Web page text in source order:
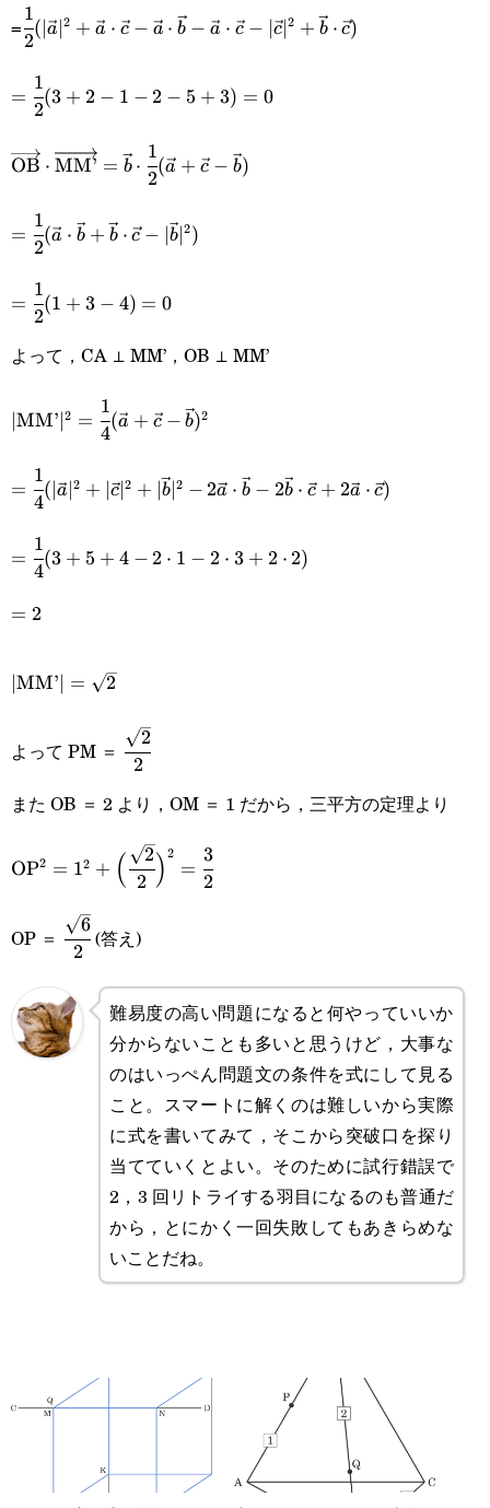
=\cfrac{1}{2}
(|\vec{a}|^2+\vec{a}\cdot\vec{c}-
\vec{a}\cdot\vec{b}-
|\vec{c}|^2+\vec{b}\cdot\vec{c})
2
1
(∣a∣2 + a ⋅ c − a ⋅ b − a ⋅ c − ∣c∣2 + b ⋅ c)
=\cfrac{1}
{2}(3+2-1-
2-5+3)=0
=
2
1
(3 + 2 − 1 − 2 − 5 + 3) = 0
{2}(\vec{a}+\vec{c}-\vec{b})
OB ⋅ MM’ = b ⋅
2
1
(a + c − b)
=\cfrac{1}{2}
(\vec{a}\cdot\vec{b}+\vec{b}\cdot\vec{c}-
|\vec{b}|^2)
=
2
1
(a ⋅ b + b ⋅ c − ∣b ∣2)
=\cfrac{1}
{2}(1+3-
4)=0
=
2
1
(1 + 3 − 4) = 0
よって，CA ⊥ MM’，OB ⊥ MM’
|\text{MM’}|^2=\cfrac{1}
{4}(\vec{a}+\vec{c}-
\vec{b})^2
MM’ 2 =
4
1
(a + c − b)2
=\cfrac{1}{4}(|\vec{a}|^2+|\vec{c}|^2+|\vec{b}|^2-
2\vec{a}\cdot\vec{b}-
=
4
1
( a 2 + c∣ 2 + b∣ 2 − 2a ⋅ b − 2b ⋅ c + 2a ⋅ c)
=\cfrac{1}{4}
(3+5+4-2\cdot1-
2\cdot3+2\cdot2)
=
4
1
(3 + 5 + 4 − 2 ⋅ 1 − 2 ⋅ 3 + 2 ⋅ 2)
=2
= 2
|\text{MM’}|=\sqrt{2}
MM’ = 2
よって PM ＝ \cfrac{\sqrt{2}}
{2}
2
2
また OB ＝ 2 より，OM ＝ 1 だから，三平方の定理より
\text{OP}^2=1^2+\Big(\cfrac{\sqrt{2}}
{2}\Big)^2=\cfrac{3}{2}
OP2 = 12 + ( 2
2) 2
=
2
3
OP ＝ \cfrac{\sqrt{6}}
{2}
2
6
(答え)
難易度の高い問題になると何やっていいか
分からないことも多いと思うけど，大事な
のはいっぺん問題文の条件を式にして見る
こと。スマートに解くのは難しいから実際
に式を書いてみて，そこから突破口を探り
当てていくとよい。そのために試行錯誤で
2，3 回リトライする羽目になるのも普通だ
から，とにかく一回失敗してもあきらめな
いことだね。